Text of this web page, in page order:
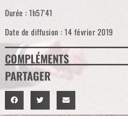
Durée : 1h57’41
Date de diffusion : 14 février 2019
COMPLÉMENTS
PARTAGER